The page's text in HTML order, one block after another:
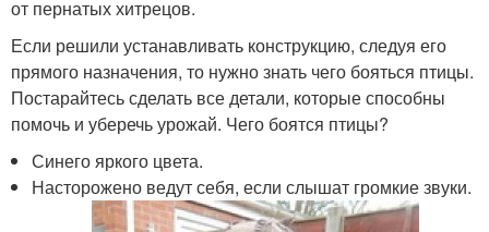
от пернатых хитрецов.
Если решили устанавливать конструкцию, следуя его
прямого назначения, то нужно знать чего бояться птицы.
Постарайтесь сделать все детали, которые способны
помочь и уберечь урожай. Чего боятся птицы?
Синего яркого цвета.
Насторожено ведут себя, если слышат громкие звуки.